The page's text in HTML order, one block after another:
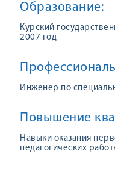
Образование:
Курский
2007 год
Инженер по
Повышение
Навыки оказания
педагогических